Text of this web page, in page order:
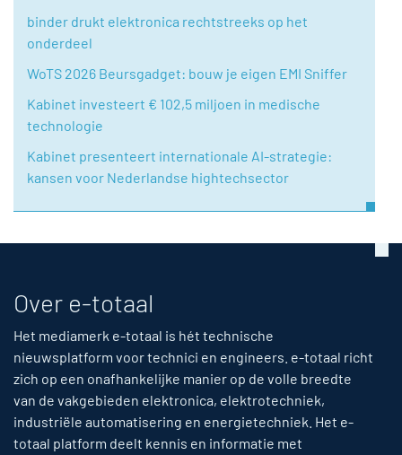
binder drukt elektronica rechtstreeks op het
onderdeel
WoTS 2026 Beursgadget: bouw je eigen EMI Sniffer
Kabinet investeert € 102,5 miljoen in medische
technologie
Kabinet presenteert internationale AI-strategie:
kansen voor Nederlandse hightechsector
Over e-totaal
Het mediamerk e-totaal is hét technische
nieuwsplatform voor technici en engineers. e-totaal richt
zich op een onafhankelijke manier op de volle breedte
van de vakgebieden elektronica, elektrotechniek,
industriële automatisering en energietechniek. Het e-
totaal platform deelt kennis en informatie met